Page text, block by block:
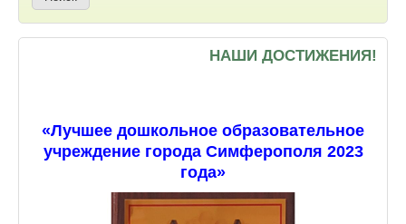
НАШИ ДОСТИЖЕНИЯ!
«Лучшее дошкольное образовательное
учреждение города Симферополя 2023
года»